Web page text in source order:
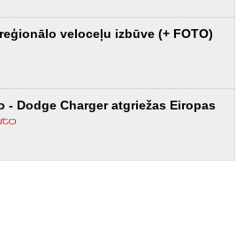
veloceļu izbūve (+ FOTO)
- Dodge Charger atgriežas Eiropas